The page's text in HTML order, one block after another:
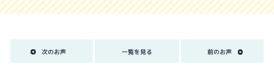
次のお声 一覧を見る 前のお声